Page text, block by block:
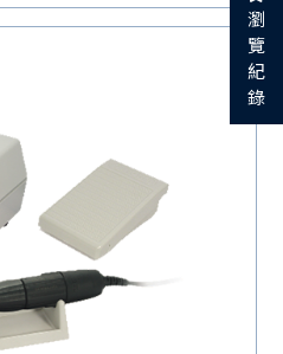
瀏
覽
紀
錄